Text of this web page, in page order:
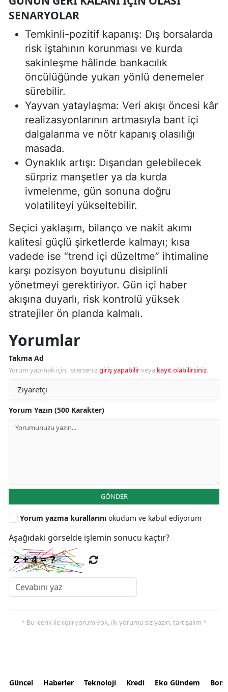
SENARYOLAR
Temkinli-pozitif kapanış: Dış borsalarda
risk iştahının korunması ve kurda
sakinleşme hâlinde bankacılık
öncülüğünde yukarı yönlü denemeler
sürebilir.
Yayvan yataylaşma: Veri akışı öncesi kâr
realizasyonlarının artmasıyla bant içi
dalgalanma ve nötr kapanış olasılığı
masada.
Oynaklık artışı: Dışarıdan gelebilecek
sürpriz manşetler ya da kurda
ivmelenme, gün sonuna doğru
volatiliteyi yükseltebilir.
Seçici yaklaşım, bilanço ve nakit akımı
kalitesi güçlü şirketlerde kalmayı; kısa
vadede ise “trend içi düzeltme” ihtimaline
karşı pozisyon boyutunu disiplinli
yönetmeyi gerektiriyor. Gün içi haber
akışına duyarlı, risk kontrolü yüksek
stratejiler ön planda kalmalı.
Yorumlar
Takma Ad
Yorum yapmak için, istersenizgiriş yapabilirveya kayıt olabilirsiniz.
Yorum Yazın (500 Karakter)
GÖNDER
Yorum yazma kurallarını okudum ve kabul ediyorum
Aşağıdaki görselde işlemin sonucu kaçtır?
* Bu içerik ile ilgili yorum yok, ilk yorumu siz yazın, tartışalım *
Güncel Haberler Teknoloji Kredi Eko Gündem